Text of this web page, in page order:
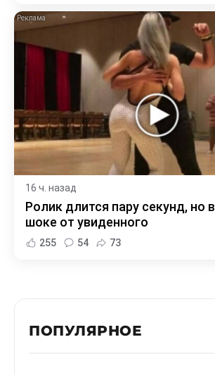
16 ч. назад
Ролик длится пару секунд, но
шоке от увиденного
255 54 73
ПОПУЛЯРНОЕ